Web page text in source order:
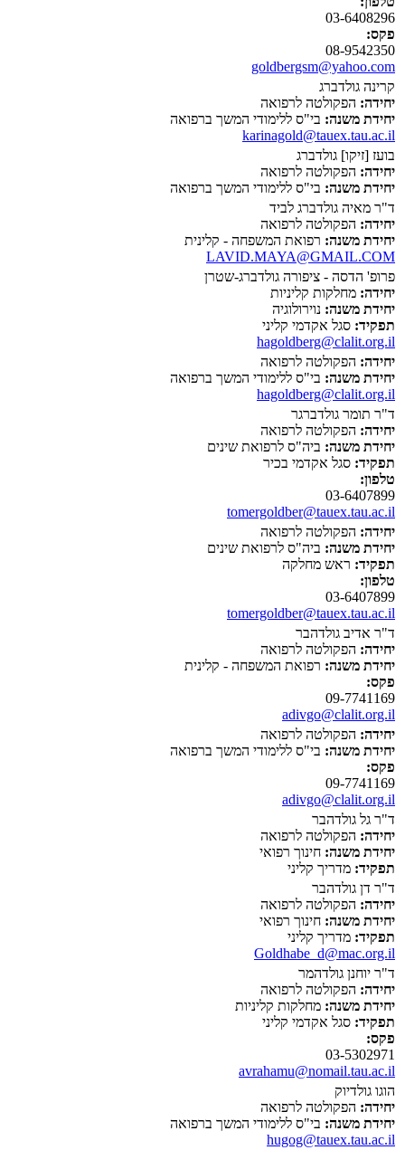
03-6408296
פקס:
08-9542350
goldbergsm@yahoo.com
קרינה גולדברג
יחידה: הפקולטה לרפואה
יחידת משנה: בי"ס ללימודי המשך ברפואה
karinagold@tauex.tau.ac.il
בועז [זיקו] גולדברג
יחידה: הפקולטה לרפואה
יחידת משנה: בי"ס ללימודי המשך ברפואה
ד"ר מאיה גולדברג לביד
יחידה: הפקולטה לרפואה
יחידת משנה: רפואת המשפחה - קלינית
LAVID.MAYA@GMAIL.COM
פרופ' הדסה - ציפורה גולדברג-שטרן
יחידה: מחלקות קליניות
יחידת משנה: נוירולוגיה
תפקיד: סגל אקדמי קליני
hagoldberg@clalit.org.il
יחידה: הפקולטה לרפואה
יחידת משנה: בי"ס ללימודי המשך ברפואה
hagoldberg@clalit.org.il
ד"ר תומר גולדברגר
יחידה: הפקולטה לרפואה
יחידת משנה: ביה"ס לרפואת שינים
תפקיד: סגל אקדמי בכיר
טלפון:
03-6407899
tomergoldber@tauex.tau.ac.il
יחידה: הפקולטה לרפואה
יחידת משנה: ביה"ס לרפואת שינים
תפקיד: ראש מחלקה
טלפון:
03-6407899
tomergoldber@tauex.tau.ac.il
ד"ר אדיב גולדהבר
יחידה: הפקולטה לרפואה
יחידת משנה: רפואת המשפחה - קלינית
פקס:
09-7741169
adivgo@clalit.org.il
יחידה: הפקולטה לרפואה
יחידת משנה: בי"ס ללימודי המשך ברפואה
פקס:
09-7741169
adivgo@clalit.org.il
ד"ר גל גולדהבר
יחידה: הפקולטה לרפואה
יחידת משנה: חינוך רפואי
תפקיד: מדריך קליני
ד"ר דן גולדהבר
יחידה: הפקולטה לרפואה
יחידת משנה: חינוך רפואי
תפקיד: מדריך קליני
Goldhabe_d@mac.org.il
ד"ר יוחנן גולדהמר
יחידה: הפקולטה לרפואה
יחידת משנה: מחלקות קליניות
תפקיד: סגל אקדמי קליני
פקס:
03-5302971
avrahamu@nomail.tau.ac.il
הוגו גולדיוק
יחידה: הפקולטה לרפואה
יחידת משנה: בי"ס ללימודי המשך ברפואה
hugog@tauex.tau.ac.il